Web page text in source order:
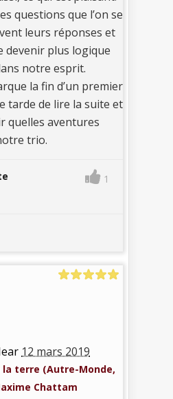
questions que l’on se
leurs réponses et
devenir plus logique
notre esprit.
la fin d’un premier
tarde de lire la suite et
quelles aventures
trio.
1
12 mars 2019
la terre (Autre-Monde,
Chattam